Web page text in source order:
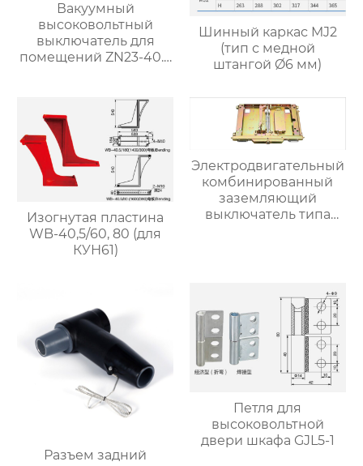
Вакуумный
высоковольтный
выключатель для
помещений ZN23-40.5
тележкой
Шинный каркас MJ2
(тип с медной
штангой Ø6 мм)
Изогнутая пластина
WB-40,5/60, 80 (для
КУН61)
Электродвигательный
комбинированный
заземляющий
выключатель типа
Разъем задний
Петля для
высоковольтной
двери шкафа GJL5-1